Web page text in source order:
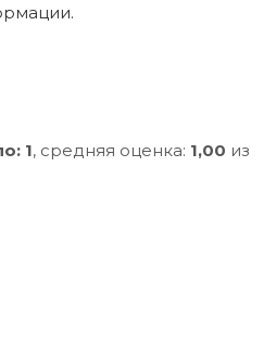
1, средняя оценка: 1,00 из